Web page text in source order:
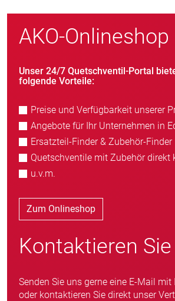
AKO-Onlineshop
Unser 24/7 Quetschventil-Portal
folgende Vorteile:
Preise und Verfügbarkeit unserer
Angebote für Ihr Unternehmen in
Ersatzteil-Finder & Zubehör-Finder
Quetschventile mit Zubehör direkt
u.v.m.
Zum Onlineshop
Kontaktieren
Senden Sie uns gerne eine E-Mail mit
oder kontaktieren Sie direkt unser